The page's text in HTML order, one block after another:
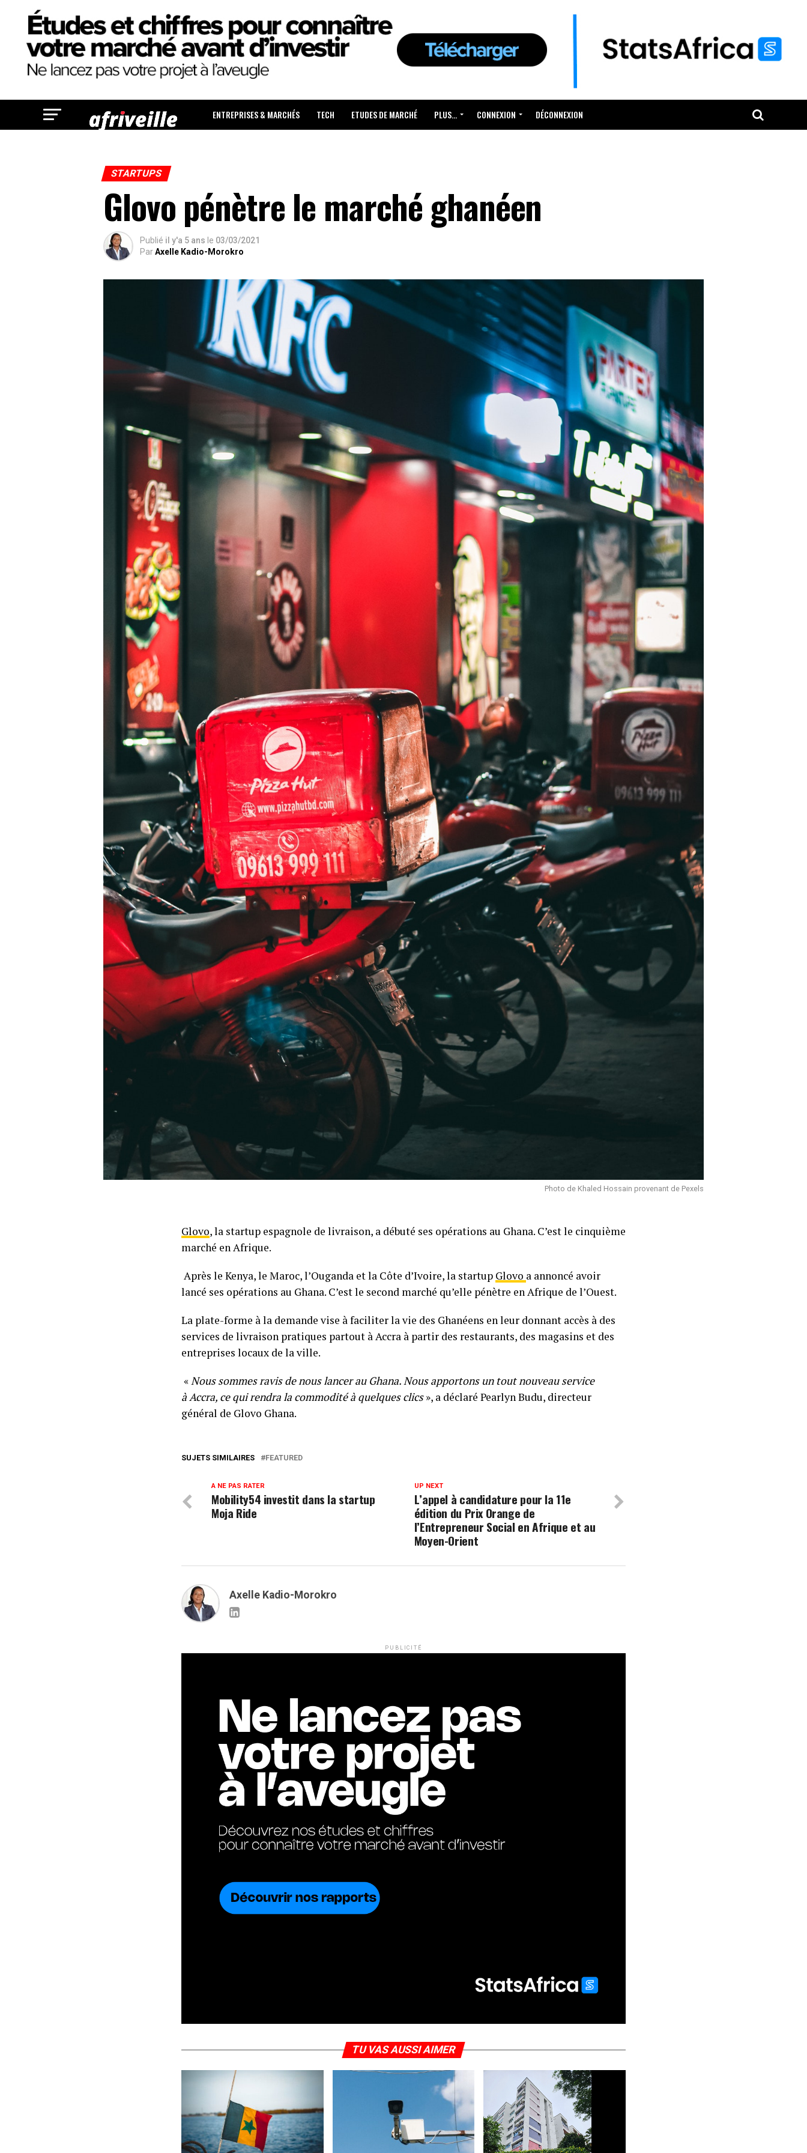
ENTREPRISES & MARCHÉS TECH ETUDES DE MARCHÉ PLUS… CONNEXION DÉCONNEXION
STARTUPS
Glovo pénètre le marché ghanéen
Publié il y'a 5 ans le 03/03/2021
ParAxelle Kadio-Morokro
Photo de Khaled Hossain provenant de Pexels
Glovo, la startup espagnole de livraison, a débuté ses opérations au Ghana. C’est le cinquième
marché en Afrique.
Après le Kenya, le Maroc, l’Ouganda et la Côte d’Ivoire, la startup Glovo a annoncé avoir
lancé ses opérations au Ghana. C’est le second marché qu’elle pénètre en Afrique de l’Ouest.
La plate-forme à la demande vise à faciliter la vie des Ghanéens en leur donnant accès à des
services de livraison pratiques partout à Accra à partir des restaurants, des magasins et des
entreprises locaux de la ville.
«Nous sommes ravis de nous lancer au Ghana. Nous apportons un tout nouveau service
à Accra, ce qui rendra la commodité à quelques clics», a déclaré Pearlyn Budu, directeur
général de Glovo Ghana.
SUJETS SIMILAIRES FEATURED
UP NEXT
L’appel à candidature pour la 11e
édition du Prix Orange de
l’Entrepreneur Social en Afrique et au
Moyen-Orient
A NE PAS RATER
Mobility54 investit dans la startup
Moja Ride
Axelle Kadio-Morokro
PUBLICITÉ
TU VAS AUSSI AIMER